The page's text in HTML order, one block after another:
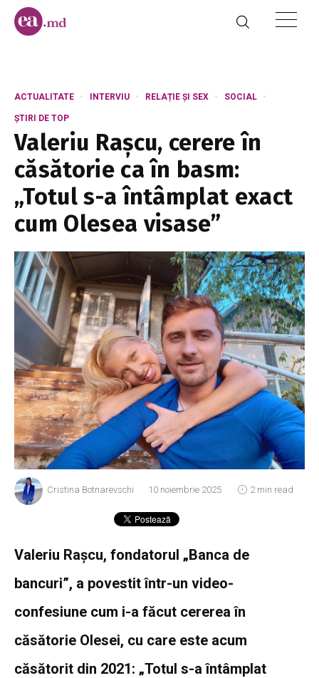
ACTUALITATE INTERVIU RELAȚIE ȘI SEX SOCIAL
ȘTIRI DE TOP
Valeriu Rașcu, cerere în
căsătorie ca în basm:
„Totul s-a întâmplat exact
cum Olesea visase”
Cristina Botnarevschi 10 noiembrie 2025 2 min read
Valeriu Rașcu, fondatorul „Banca de
bancuri”, a povestit într-un video-
confesiune cum i-a făcut cererea în
căsătorie Olesei, cu care este acum
căsătorit din 2021: „Totul s-a întâmplat